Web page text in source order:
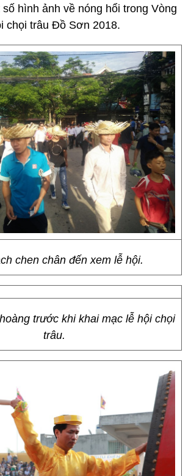
hình ảnh về nóng hổi trong Vòng
chọi trâu Đồ Sơn 2018.
chen chân đến xem lễ hội.
trước khi khai mạc lễ hội chọi
trâu.